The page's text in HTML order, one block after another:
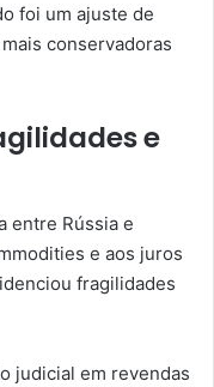
foi um ajuste de
conservadoras
e
entre Rússia e
e aos juros
fragilidades
judicial em revendas